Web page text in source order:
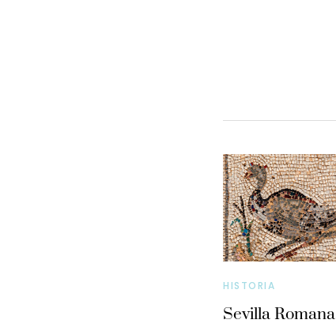
HISTORIA
Sevilla Romana